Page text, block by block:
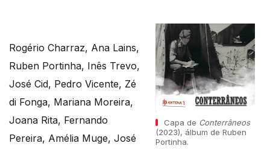
Capa de Conterrâneos
(2023), álbum de Ruben
Portinha.
Rogério Charraz, Ana Lains,
Ruben Portinha, Inês Trevo,
José Cid, Pedro Vicente, Zé
di Fonga, Mariana Moreira,
Joana Rita, Fernando
Pereira, Amélia Muge, José